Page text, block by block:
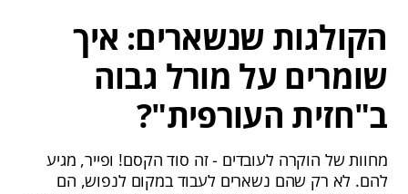
הקולגות שנשארים: איך
שומרים על מורל גבוה
ב"חזית העורפית"?
מחוות של הוקרה לעובדים - זה סוד הקסם! ופייר, מגיע
להם. לא רק שהם נשארים לעבוד במקום לנפוש, הם